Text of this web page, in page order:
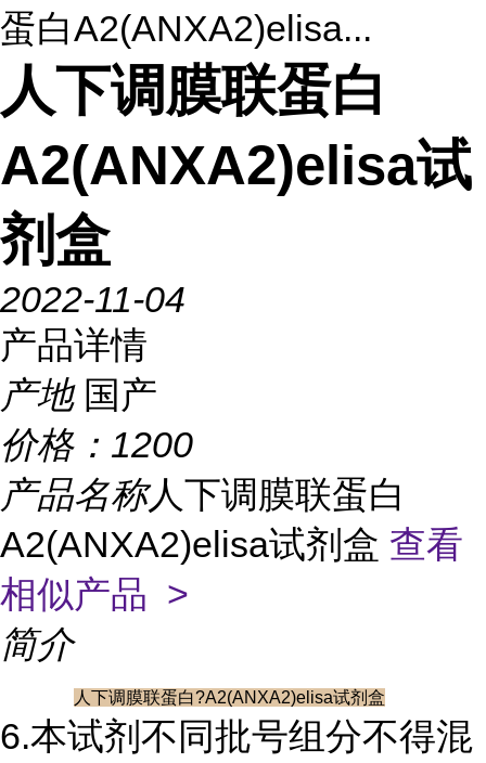
蛋白A2(ANXA2)elisa...
人下调膜联蛋白
A2(ANXA2)elisa试
剂盒
2022-11-04
产品详情
产地 国产
价格： 1200
产品名称人下调膜联蛋白
A2(ANXA2)elisa试剂盒 查看
相似产品 >
简介
人下调膜联蛋白?A2(ANXA2)elisa试剂盒
6.本试剂不同批号组分不得混